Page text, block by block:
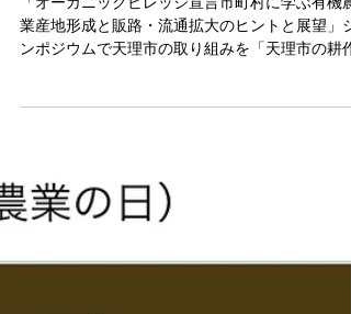
事例を発表します！
「オーガニックビレッジ宣言市町村に学ぶ有機農